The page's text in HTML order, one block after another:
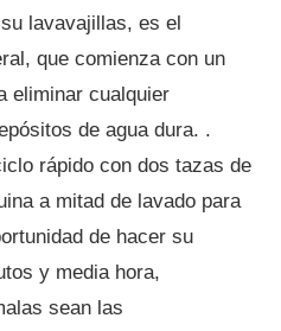
lavavajillas, es el
que comienza con un
eliminar cualquier
de agua dura. .
rápido con dos tazas de
a mitad de lavado para
de hacer su
y media hora,
sean las